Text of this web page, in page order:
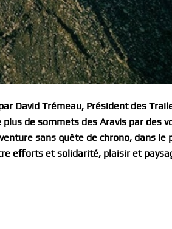
David Trémeau, Président des
de sommets des Aravis par des
sans quête de chrono, dans le
efforts et solidarité, plaisir et